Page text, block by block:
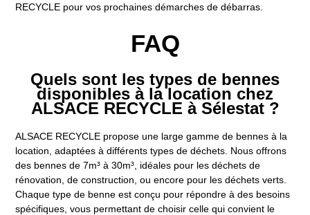
RECYCLE pour vos prochaines démarches de débarras.
FAQ
Quels sont les types de bennes
disponibles à la location chez
ALSACE RECYCLE à Sélestat ?
ALSACE RECYCLE propose une large gamme de bennes à la
location, adaptées à différents types de déchets. Nous offrons
des bennes de 7m³ à 30m³, idéales pour les déchets de
rénovation, de construction, ou encore pour les déchets verts.
Chaque type de benne est conçu pour répondre à des besoins
spécifiques, vous permettant de choisir celle qui convient le